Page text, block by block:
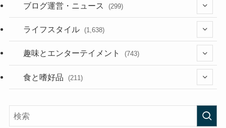
(36)
(187)
ブログ運営・ニュース (299)
(118)
(181)
ライフスタイル (1,638)
(394)
(282)
趣味とエンターテイメント (743)
(56)
食と嗜好品 (211)